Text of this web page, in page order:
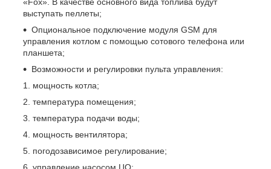
«Fox». В качестве основного вида топлива будут
выступать пеллеты;
Опциональное подключение модуля GSM для
управления котлом с помощью сотового телефона или
планшета;
Возможности и регулировки пульта управления:
мощность котла;
температура помещения;
температура подачи воды;
мощность вентилятора;
погодозависимое регулирование;